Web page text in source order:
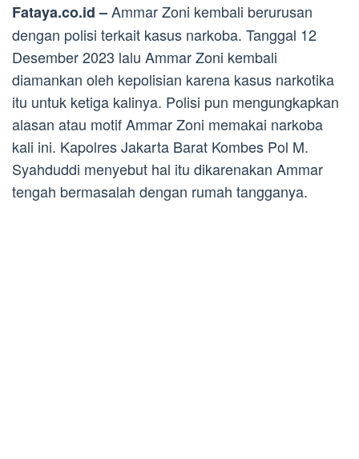
Fataya.co.id –Ammar Zoni kembali berurusan
dengan polisi terkait kasus narkoba. Tanggal 12
Desember 2023 lalu Ammar Zoni kembali
diamankan oleh kepolisian karena kasus narkotika
itu untuk ketiga kalinya. Polisi pun mengungkapkan
alasan atau motif Ammar Zoni memakai narkoba
kali ini. Kapolres Jakarta Barat Kombes Pol M.
Syahduddi menyebut hal itu dikarenakan Ammar
tengah bermasalah dengan rumah tangganya.